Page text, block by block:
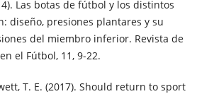
Las botas de fútbol y los distintos
diseño, presiones plantares y su
del miembro inferior. Revista de
el Fútbol, 11, 9-22.
T. E. (2017). Should return to sport